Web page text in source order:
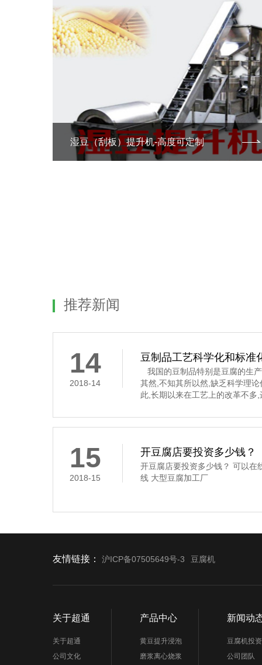
湿豆（刮板）提升机-高度可定制
推荐新闻
14
2018-14
豆制品工艺科学化和标准
我国的豆制品特别是豆腐的生
其然,不知其所以然,缺乏科学理
此,长期以来在工艺上的改革不多
凝固这道工序,是通过凝固剂的作
豆腐花,俗称“点花”和“点浆”,这
15
2018-15
开豆腐店要投资多少钱？
开豆腐店要投资多少钱？ 可以在
线 大型豆腐加工厂
友情链接： 沪ICP备07505649号-3 豆腐机
关于超通
关于超通
公司文化
产品中心
黄豆提升浸泡
磨浆离心烧浆
新闻动
豆腐机投
公司团队